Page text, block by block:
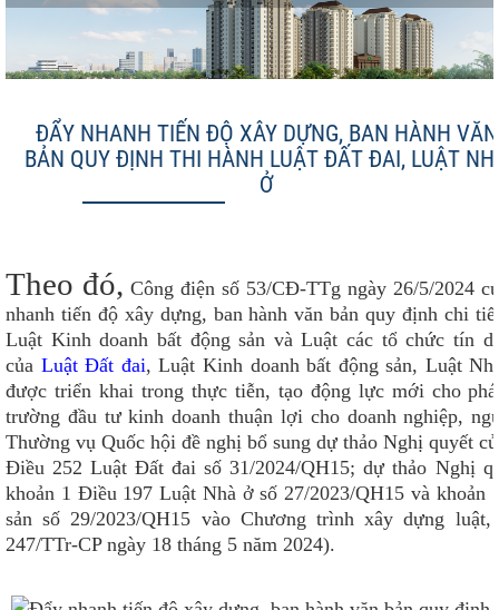
ĐẨY NHANH TIẾN ĐỘ XÂY DỰNG, BAN HÀNH VĂN
BẢN QUY ĐỊNH THI HÀNH LUẬT ĐẤT ĐAI, LUẬT
Ở
Theo đó, Công điện số 53/CĐ-TTg ngày 26/5/2024
nhanh tiến độ xây dựng, ban hành văn bản quy định chi
Luật Kinh doanh bất động sản và Luật các tổ chức tín
của Luật Đất đai, Luật Kinh doanh bất động sản, Luật
được triển khai trong thực tiễn, tạo động lực mới cho
trường đầu tư kinh doanh thuận lợi cho doanh nghiệp,
Thường vụ Quốc hội đề nghị bổ sung dự thảo Nghị quyết
Điều 252 Luật Đất đai số 31/2024/QH15; dự thảo Nghị
khoản 1 Điều 197 Luật Nhà ở số 27/2023/QH15 và
sản số 29/2023/QH15 vào Chương trình xây dựng
247/TTr-CP ngày 18 tháng 5 năm 2024).